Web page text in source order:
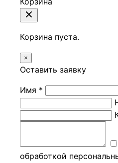
Корзина пуста.
×
Оставить заявку
Имя *
обработкой